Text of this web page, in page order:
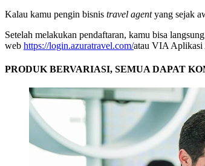
Kalau kamu pengin bisnis travel agentyang sejak
Setelah melakukan pendaftaran, kamu bisa
web https://login.azuratravel.com/atau VIA Aplikasi
PRODUK BERVARIASI, SEMUA DAPAT